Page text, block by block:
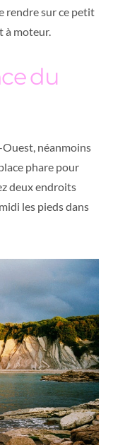
rendre sur ce petit
à moteur.
du
Ouest, néanmoins
phare pour
deux endroits
les pieds dans